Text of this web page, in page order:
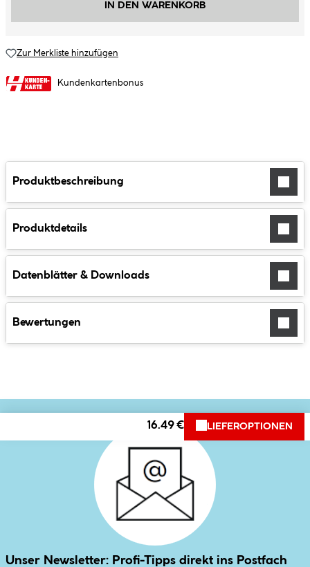
IN DEN WARENKORB
Zur Merkliste hinzufügen
Kundenkartenbonus
Produktbeschreibung
Produktdetails
Datenblätter & Downloads
Bewertungen
16.49 € LIEFEROPTIONEN
Unser Newsletter: Profi-Tipps direkt ins Postfach